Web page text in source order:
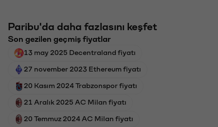
Paribu'da daha fazlasını keşfet
Son gezilen geçmiş fiyatlar
13 may 2025 Decentraland fiyatı
27 november 2023 Ethereum fiyatı
20 Kasım 2024 Trabzonspor fiyatı
21 Aralık 2025 AC Milan fiyatı
20 Temmuz 2024 AC Milan fiyatı